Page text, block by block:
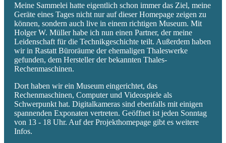
Meine Sammelei hatte eigentlich schon immer das Ziel, meine
Geräte eines Tages nicht nur auf dieser Homepage zeigen zu
können, sondern auch live in einem richtigen Museum. Mit
Holger W. Müller habe ich nun einen Partner, der meine
Leidenschaft für die Technikgeschichte teilt. Außerdem haben
wir in Rastatt Büroräume der ehemaligen Thaleswerke
gefunden, dem Hersteller der bekannten Thales-
Rechenmaschinen.
Dort haben wir ein Museum eingerichtet, das
Rechenmaschinen, Computer und Videospiele als
Schwerpunkt hat. Digitalkameras sind ebenfalls mit einigen
spannenden Exponaten vertreten. Geöffnet ist jeden Sonntag
von 13 - 18 Uhr. Auf der Projekthomepage gibt es weitere
Infos.